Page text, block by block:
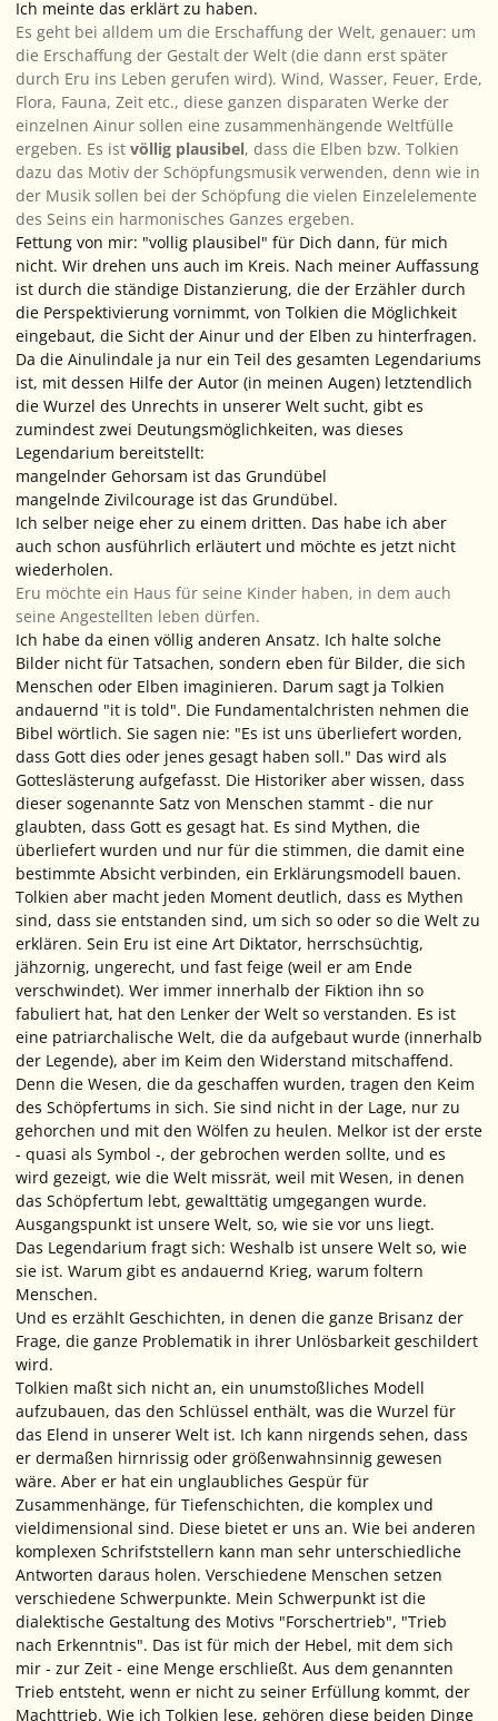
Ich meinte das erklärt zu haben.
Es geht bei alldem um die Erschaffung der Welt, genauer: um
die Erschaffung der Gestalt der Welt (die dann erst später
durch Eru ins Leben gerufen wird). Wind, Wasser, Feuer, Erde,
Flora, Fauna, Zeit etc., diese ganzen disparaten Werke der
einzelnen Ainur sollen eine zusammenhängende Weltfülle
ergeben. Es ist völlig plausibel, dass die Elben bzw. Tolkien
dazu das Motiv der Schöpfungsmusik verwenden, denn wie in
der Musik sollen bei der Schöpfung die vielen Einzelelemente
des Seins ein harmonisches Ganzes ergeben.
Fettung von mir: "vollig plausibel" für Dich dann, für mich
nicht. Wir drehen uns auch im Kreis. Nach meiner Auffassung
ist durch die ständige Distanzierung, die der Erzähler durch
die Perspektivierung vornimmt, von Tolkien die Möglichkeit
eingebaut, die Sicht der Ainur und der Elben zu hinterfragen.
Da die Ainulindale ja nur ein Teil des gesamten Legendariums
ist, mit dessen Hilfe der Autor (in meinen Augen) letztendlich
die Wurzel des Unrechts in unserer Welt sucht, gibt es
zumindest zwei Deutungsmöglichkeiten, was dieses
Legendarium bereitstellt:
mangelnder Gehorsam ist das Grundübel
mangelnde Zivilcourage ist das Grundübel.
Ich selber neige eher zu einem dritten. Das habe ich aber
auch schon ausführlich erläutert und möchte es jetzt nicht
wiederholen.
Eru möchte ein Haus für seine Kinder haben, in dem auch
seine Angestellten leben dürfen.
Ich habe da einen völlig anderen Ansatz. Ich halte solche
Bilder nicht für Tatsachen, sondern eben für Bilder, die sich
Menschen oder Elben imaginieren. Darum sagt ja Tolkien
andauernd "it is told". Die Fundamentalchristen nehmen die
Bibel wörtlich. Sie sagen nie: "Es ist uns überliefert worden,
dass Gott dies oder jenes gesagt haben soll." Das wird als
Gotteslästerung aufgefasst. Die Historiker aber wissen, dass
dieser sogenannte Satz von Menschen stammt - die nur
glaubten, dass Gott es gesagt hat. Es sind Mythen, die
überliefert wurden und nur für die stimmen, die damit eine
bestimmte Absicht verbinden, ein Erklärungsmodell bauen.
Tolkien aber macht jeden Moment deutlich, dass es Mythen
sind, dass sie entstanden sind, um sich so oder so die Welt zu
erklären. Sein Eru ist eine Art Diktator, herrschsüchtig,
jähzornig, ungerecht, und fast feige (weil er am Ende
verschwindet). Wer immer innerhalb der Fiktion ihn so
fabuliert hat, hat den Lenker der Welt so verstanden. Es ist
eine patriarchalische Welt, die da aufgebaut wurde (innerhalb
der Legende), aber im Keim den Widerstand mitschaffend.
Denn die Wesen, die da geschaffen wurden, tragen den Keim
des Schöpfertums in sich. Sie sind nicht in der Lage, nur zu
gehorchen und mit den Wölfen zu heulen. Melkor ist der erste
- quasi als Symbol -, der gebrochen werden sollte, und es
wird gezeigt, wie die Welt missrät, weil mit Wesen, in denen
das Schöpfertum lebt, gewalttätig umgegangen wurde.
Ausgangspunkt ist unsere Welt, so, wie sie vor uns liegt.
Das Legendarium fragt sich: Weshalb ist unsere Welt so, wie
sie ist. Warum gibt es andauernd Krieg, warum foltern
Menschen.
Und es erzählt Geschichten, in denen die ganze Brisanz der
Frage, die ganze Problematik in ihrer Unlösbarkeit geschildert
wird.
Tolkien maßt sich nicht an, ein unumstoßliches Modell
aufzubauen, das den Schlüssel enthält, was die Wurzel für
das Elend in unserer Welt ist. Ich kann nirgends sehen, dass
er dermaßen hirnrissig oder größenwahnsinnig gewesen
wäre. Aber er hat ein unglaubliches Gespür für
Zusammenhänge, für Tiefenschichten, die komplex und
vieldimensional sind. Diese bietet er uns an. Wie bei anderen
komplexen Schrifststellern kann man sehr unterschiedliche
Antworten daraus holen. Verschiedene Menschen setzen
verschiedene Schwerpunkte. Mein Schwerpunkt ist die
dialektische Gestaltung des Motivs "Forschertrieb", "Trieb
nach Erkenntnis". Das ist für mich der Hebel, mit dem sich
mir - zur Zeit - eine Menge erschließt. Aus dem genannten
Trieb entsteht, wenn er nicht zu seiner Erfüllung kommt, der
Machttrieb. Wie ich Tolkien lese, gehören diese beiden Dinge